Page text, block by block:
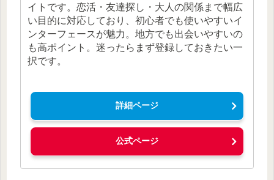
イトです。恋活・友達探し・大人の関係まで幅広
い目的に対応しており、初心者でも使いやすいイ
ンターフェースが魅力。地方でも出会いやすいの
も高ポイント。迷ったらまず登録しておきたい一
択です。
詳細ページ
公式ページ